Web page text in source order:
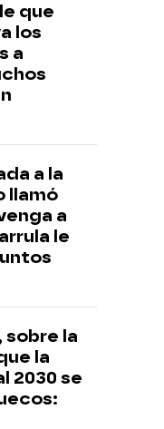
que
los
a
a la
llamó
a
le
sobre la
la
2030 se